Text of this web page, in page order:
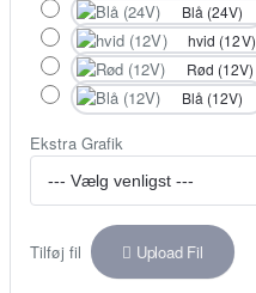
Blå (24V)
hvid (12V)
Rød (12V)
Blå (12V)
Ekstra Grafik
Tilføj fil Upload Fil